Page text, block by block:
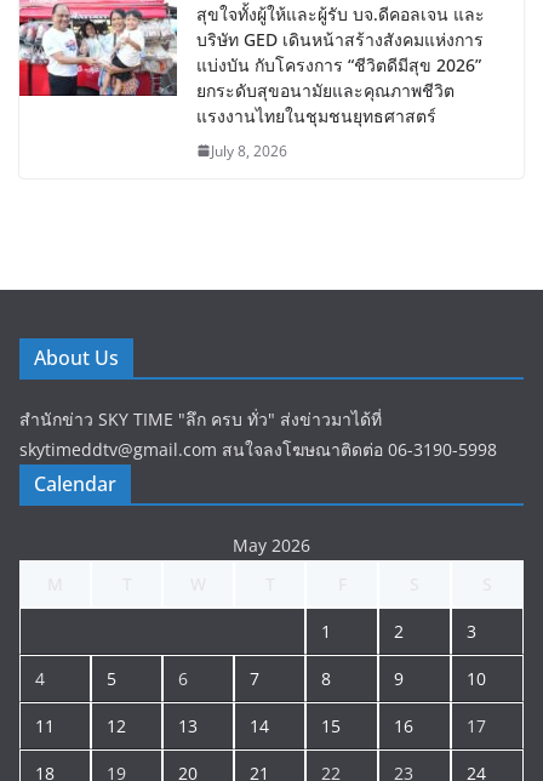
สุขใจทั้งผู้ให้และผู้รับ บจ.ดีคอลเจน และ
บริษัท GED เดินหน้าสร้างสังคมแห่งการ
แบ่งบัน​ กับโครงการ “ชีวิตดีมีสุข 2026”
ยกระดับสุขอนามัยและคุณภาพชีวิต
แรงงานไทยในชุมชนยุทธศาสตร์
July 8, 2026
About Us
สำนักข่าว SKY TIME "ลึก ครบ ทั่ว" ส่งข่าวมาได้ที่
skytimeddtv@gmail.com สนใจลงโฆษณาติดต่อ 06-3190-5998
Calendar
May 2026
1 2 3
4 5 6 7 8 9 10
11 12 13 14 15 16 17
18 19 20 21 22 23 24